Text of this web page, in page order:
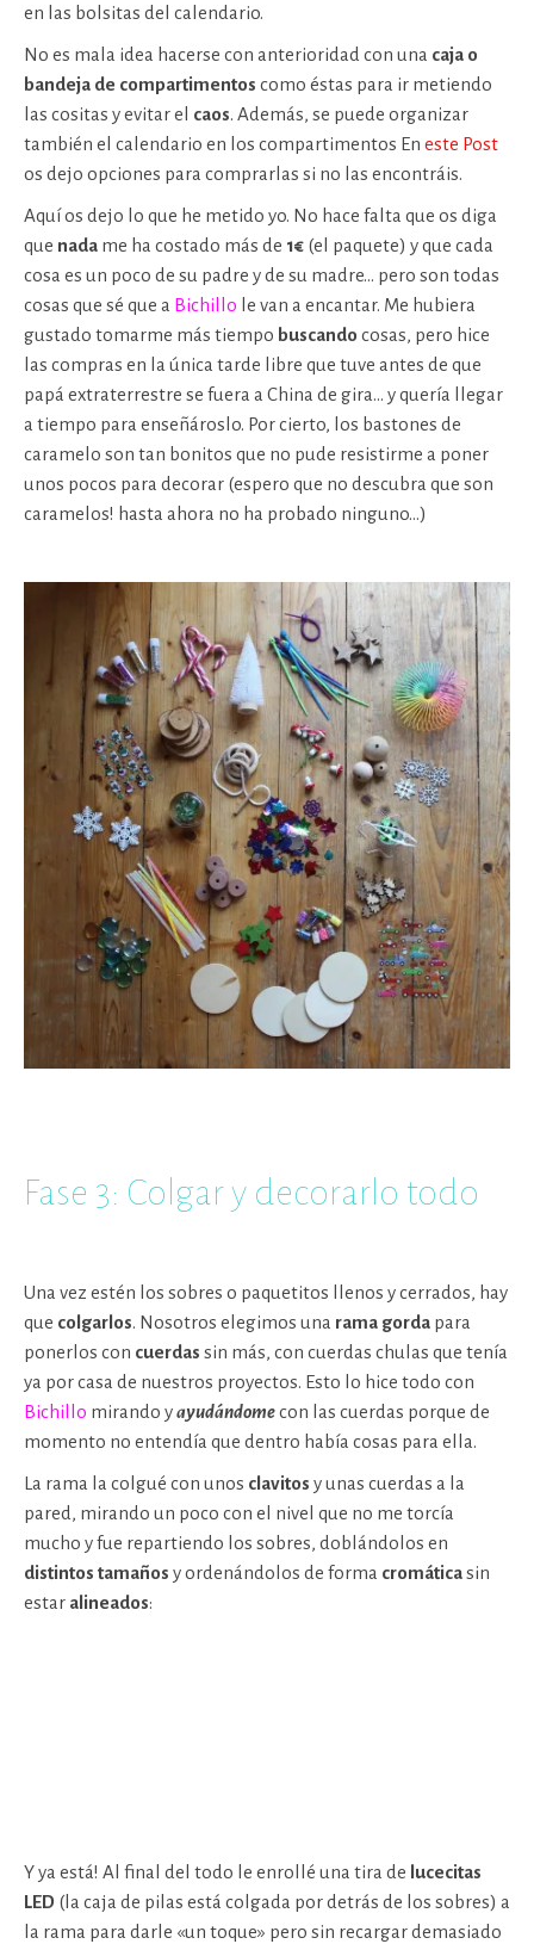
en las bolsitas del calendario.
No es mala idea hacerse con anterioridad con una caja o
bandeja de compartimentos como éstas para ir metiendo
las cositas y evitar el caos. Además, se puede organizar
también el calendario en los compartimentos En este Post
os dejo opciones para comprarlas si no las encontráis.
Aquí os dejo lo que he metido yo. No hace falta que os diga
que nada me ha costado más de 1€ (el paquete) y que cada
cosa es un poco de su padre y de su madre… pero son todas
cosas que sé que a Bichillo le van a encantar. Me hubiera
gustado tomarme más tiempo buscando cosas, pero hice
las compras en la única tarde libre que tuve antes de que
papá extraterrestre se fuera a China de gira… y quería llegar
a tiempo para enseñároslo. Por cierto, los bastones de
caramelo son tan bonitos que no pude resistirme a poner
unos pocos para decorar (espero que no descubra que son
caramelos! hasta ahora no ha probado ninguno…)
Fase 3: Colgar y decorarlo todo
Una vez estén los sobres o paquetitos llenos y cerrados, hay
que colgarlos. Nosotros elegimos una rama gorda para
ponerlos con cuerdas sin más, con cuerdas chulas que tenía
ya por casa de nuestros proyectos. Esto lo hice todo con
Bichillo mirando yayudándomecon las cuerdas porque de
momento no entendía que dentro había cosas para ella.
La rama la colgué con unos clavitos y unas cuerdas a la
pared, mirando un poco con el nivel que no me torcía
mucho y fue repartiendo los sobres, doblándolos en
distintos tamaños y ordenándolos de forma cromáticasin
estar alineados:
Y ya está! Al final del todo le enrollé una tira de lucecitas
LED (la caja de pilas está colgada por detrás de los sobres) a
la rama para darle «un toque» pero sin recargar demasiado